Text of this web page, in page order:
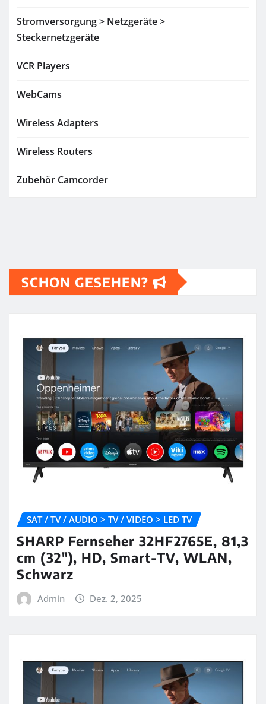
Stromversorgung > Netzgeräte >
Steckernetzgeräte
VCR Players
WebCams
Wireless Adapters
Wireless Routers
Zubehör Camcorder
SCHON GESEHEN?
SAT / TV / AUDIO > TV / VIDEO > LED TV
SHARP Fernseher 32HF2765E, 81,3
cm (32″), HD, Smart-TV, WLAN,
Schwarz
Admin Dez. 2, 2025